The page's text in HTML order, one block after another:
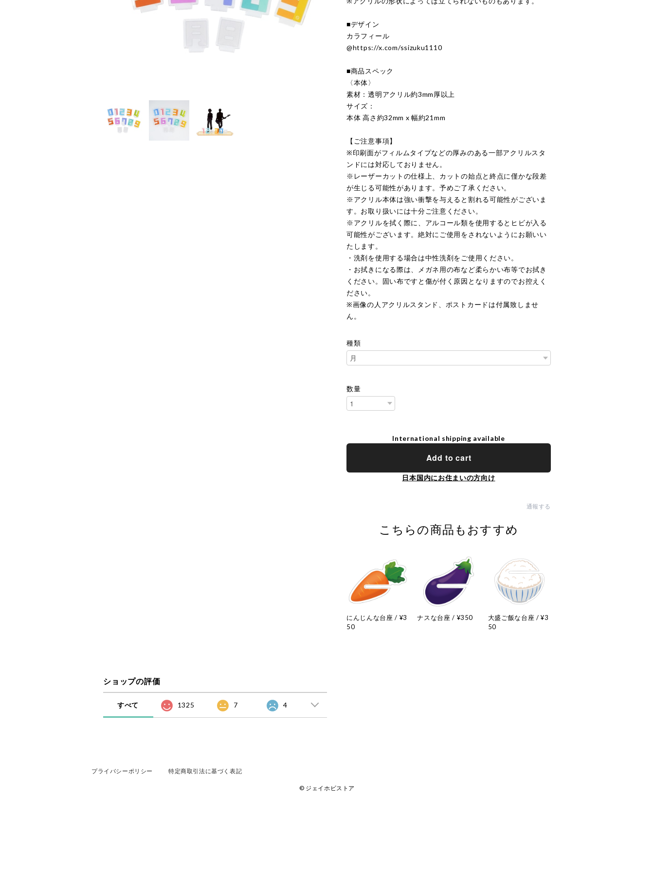
■デザイン
カラフィール
@https://x.com/ssizuku1110
■商品スペック
〈本体〉
素材：透明アクリル約3mm厚以上
サイズ：
本体 高さ約32mm x 幅約21mm
【ご注意事項】
※印刷面がフィルムタイプなどの厚みのある一部アクリルスタ
ンドには対応しておりません。
※レーザーカットの仕様上、カットの始点と終点に僅かな段差
が生じる可能性があります。予めご了承ください。
※アクリル本体は強い衝撃を与えると割れる可能性がございま
す。お取り扱いには十分ご注意ください。
※アクリルを拭く際に、アルコール類を使用するとヒビが入る
可能性がございます。絶対にご使用をされないようにお願いい
たします。
・洗剤を使用する場合は中性洗剤をご使用ください。
・お拭きになる際は、メガネ用の布など柔らかい布等でお拭き
ください。固い布ですと傷が付く原因となりますのでお控えく
ださい。
※画像の人アクリルスタンド、ポストカードは付属致しませ
ん。
種類
数量
International shipping available
Add to cart
日本国内にお住まいの方向け
通報する
こちらの商品もおすすめ
にんじんな台座 / ¥3
50
ナスな台座 / ¥350
大盛ご飯な台座 / ¥3
50
ショップの評価
すべて 1325 7 4
プライバシーポリシー 特定商取引法に基づく表記
© ジェイホビストア